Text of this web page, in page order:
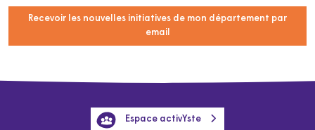
Recevoir les nouvelles initiatives de mon département par
email
Espace activYste